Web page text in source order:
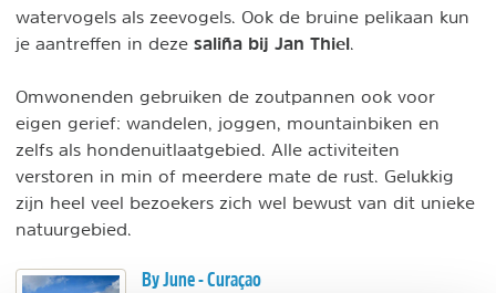
watervogels als zeevogels. Ook de bruine pelikaan kun
je aantreffen in deze saliña bij Jan Thiel
Omwonenden gebruiken de zoutpannen ook voor
eigen gerief: wandelen, joggen, mountainbiken en
zelfs als hondenuitlaatgebied. Alle activiteiten
verstoren in min of meerdere mate de rust. Gelukkig
zijn heel veel bezoekers zich wel bewust van dit unieke
natuurgebied.
By June - Curaçao